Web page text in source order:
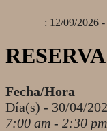
: 12/09/2026
Fecha/Hora
Día(s) - 30/04/
7:00 am - 2:30 pm